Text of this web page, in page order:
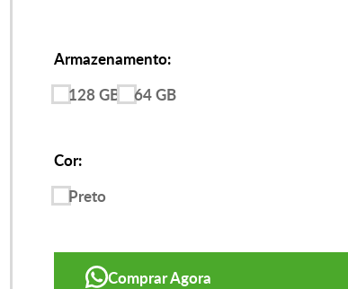
Armazenamento:
128 GB
64 GB
Cor:
Preto
Comprar Agora